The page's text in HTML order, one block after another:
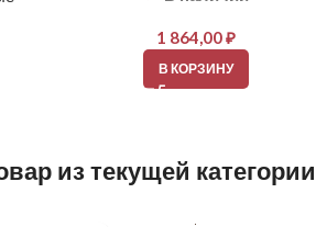
1 864,00₽
В КОРЗИНУ
из текущей категории